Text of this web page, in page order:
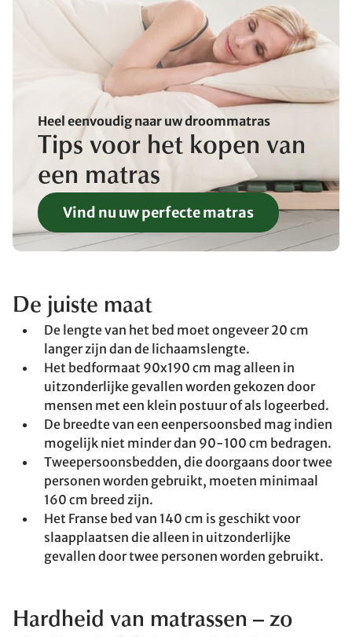
Heel eenvoudig naar uw droommatras
Tips voor het kopen van
een matras
Vind nu uw perfecte matras
De juiste maat
De lengte van het bed moet ongeveer 20 cm
langer zijn dan de lichaamslengte.
Het bedformaat 90x190 cm mag alleen in
uitzonderlijke gevallen worden gekozen door
mensen met een klein postuur of als logeerbed.
De breedte van een eenpersoonsbed mag indien
mogelijk niet minder dan 90-100 cm bedragen.
Tweepersoonsbedden, die doorgaans door twee
personen worden gebruikt, moeten minimaal
160 cm breed zijn.
Het Franse bed van 140 cm is geschikt voor
slaapplaatsen die alleen in uitzonderlijke
gevallen door twee personen worden gebruikt.
Hardheid van matrassen – zo